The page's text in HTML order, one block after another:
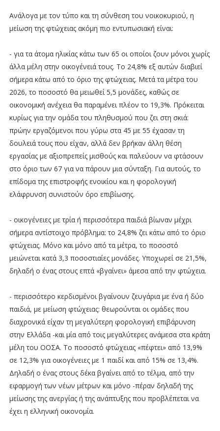
Ανάλογα με τον τύπο και τη σύνθεση του νοικοκυριού, η
μείωση της φτώχειας ακόμη πιο εντυπωσιακή είναι:
- για τα άτομα ηλικίας κάτω των 65 οι οποίοι ζουν μόνοι χωρίς
άλλα μέλη στην οικογένειά τους. Το 24,8% εξ αυτών διαβιεί
σήμερα κάτω από το όριο της φτώχειας. Μετά τα μέτρα του
2026, το ποσοστό θα μειωθεί 5,5 μονάδες, καθώς σε
οικονομική ανέχεια θα παραμένει πλέον το 19,3%. Πρόκειται
κυρίως για την ομάδα του πληθυσμού που ζει στη σκιά:
πρώην εργαζόμενοι που γύρω στα 45 με 55 έχασαν τη
δουλειά τους που είχαν, αλλά δεν βρήκαν άλλη θέση
εργασίας με αξιοπρεπείς μισθούς και παλεύουν να φτάσουν
στο όριο των 67 για να πάρουν μια σύνταξη. Για αυτούς, το
επίδομα της επιστροφής ενοικίου και η φορολογική
ελάφρυνση συνιστούν όρο επιβίωσης.
- οικογένειες με τρία ή περισσότερα παιδιά βίωναν μέχρι
σήμερα αντίστοιχο πρόβλημα: το 24,8% ζει κάτω από το όριο
φτώχειας. Μόνο και μόνο από τα μέτρα, το ποσοστό
μειώνεται κατά 3,3 ποσοστιαίες μονάδες. Υποχωρεί σε 21,5%,
δηλαδή ο ένας στους επτά «βγαίνει» άμεσα από την φτώχεια.
- περισσότερο κερδισμένοι βγαίνουν ζευγάρια με ένα ή δύο
παιδιά, με μείωση φτώχειας: θεωρούνται οι ομάδες που
διαχρονικά είχαν τη μεγαλύτερη φορολογική επιβάρυνση
στην Ελλάδα -και μία από τοις μεγαλύτερες ανάμεσα στα κράτη
μέλη του ΟΟΣΑ. Το ποσοστό φτώχειας «πέφτει» από 13,9%
σε 12,3% για οικογένειες με 1 παιδί και από 15% σε 13,4%.
Δηλαδή ο ένας στους δέκα βγαίνει από το τέλμα, από την
εφαρμογή των νέων μέτρων και μόνο -πέραν δηλαδή της
μείωσης της ανεργίας ή της ανάπτυξης που προβλέπεται να
έχει η ελληνική οικονομία.